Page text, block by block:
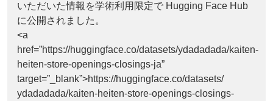
いただいた情報を学術利用限定で Hugging Face Hub
に公開されました。
<a
href=”https://huggingface.co/datasets/ydadadada/kaiten-
heiten-store-openings-closings-ja”
target=”_blank”>https://huggingface.co/datasets/
ydadadada/kaiten-heiten-store-openings-closings-